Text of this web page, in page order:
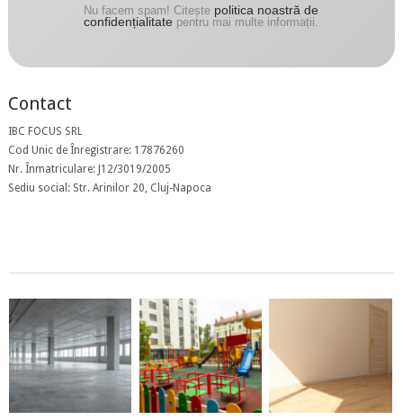
Nu facem spam! Citește politica noastră de
confidențialitate pentru mai multe informații.
Contact
IBC FOCUS SRL
Cod Unic de Înregistrare: 17876260
Nr. Înmatriculare: J12/3019/2005
Sediu social: Str. Arinilor 20, Cluj-Napoca